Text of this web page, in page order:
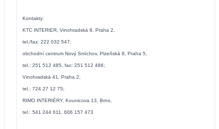
Kontakty:
KTC INTERIER, Vinohradská 8, Praha 2,
tel./fax: 222 032 547;
obchodní centrum Nový Smíchov, Plzeňská 8, Praha 5,
tel.: 251 512 485, fax: 251 512 486;
Vinohradská 41, Praha 2,
tel.: 724 27 12 75;
RIMO INTERIÉRY, Kounicova 13, Brno,
tel.: 541 244 611, 606 157 473